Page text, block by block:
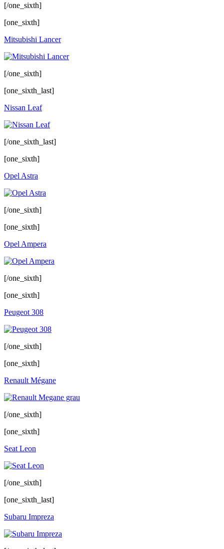
[/one_sixth]
[one_sixth]
Mitsubishi Lancer
[/one_sixth]
[one_sixth_last]
Nissan Leaf
[/one_sixth_last]
[one_sixth]
Opel Astra
[/one_sixth]
[one_sixth]
Opel Ampera
[/one_sixth]
[one_sixth]
Peugeot 308
[/one_sixth]
[one_sixth]
Renault Mégane
[/one_sixth]
[one_sixth]
Seat Leon
[/one_sixth]
[one_sixth_last]
Subaru Impreza